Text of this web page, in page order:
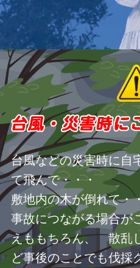
台風などの災害時に自
て飛んで・・・
敷地内の木が倒れて・
事故につながる場合が
えももちろん、 散乱
ど事後のことでも伐採